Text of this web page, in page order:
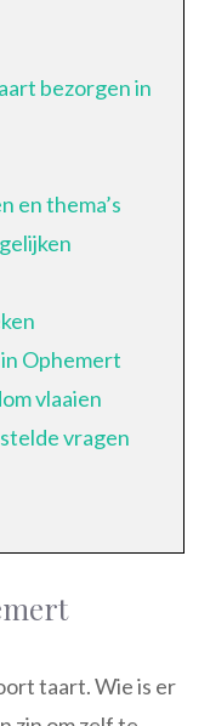
bezorgen in
en thema’s
Ophemert
vlaaien
vragen
taart. Wie is er